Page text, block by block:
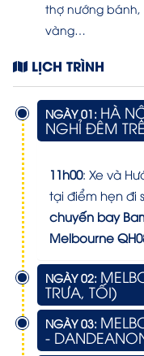
thợ nướng
vàng…
LỊCH TRÌNH
NGÀY 01: HÀ
NGHỈ ĐÊM
11h00: Xe và
tại điểm hẹn đi
chuyến bay
Melbourne
NGÀY 02:
TRƯA, TỐI)
NGÀY 03:
-